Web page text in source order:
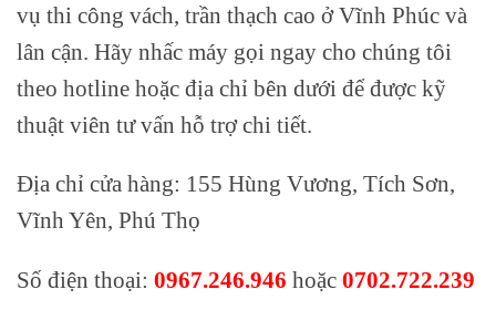
vụ thi công vách, trần thạch cao ở Vĩnh Phúc và
lân cận. Hãy nhấc máy gọi ngay cho chúng tôi
theo hotline hoặc địa chỉ bên dưới để được kỹ
thuật viên tư vấn hỗ trợ chi tiết.
Địa chỉ cửa hàng: 155 Hùng Vương, Tích Sơn,
Vĩnh Yên, Phú Thọ
Số điện thoại: 0967.246.946 hoặc 0702.722.239